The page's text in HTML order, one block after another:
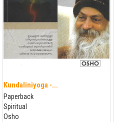
Kundaliniyoga -...
Paperback
Spiritual
Osho